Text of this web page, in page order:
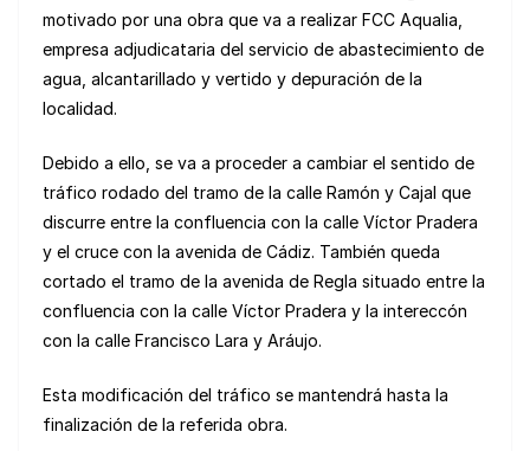
A
p
p
b
o
o
a
m
k
y
at a
m
e
tir
motivado por una obra que va a realizar FCC Aqualia,
empresa adjudicataria del servicio de abastecimiento de
agua, alcantarillado y vertido y depuración de la
localidad.
Debido a ello, se va a proceder a cambiar el sentido de
tráfico rodado del tramo de la calle Ramón y Cajal que
discurre entre la confluencia con la calle Víctor Pradera
y el cruce con la avenida de Cádiz. También queda
cortado el tramo de la avenida de Regla situado entre la
confluencia con la calle Víctor Pradera y la intereccón
con la calle Francisco Lara y Aráujo.
Esta modificación del tráfico se mantendrá hasta la
finalización de la referida obra.